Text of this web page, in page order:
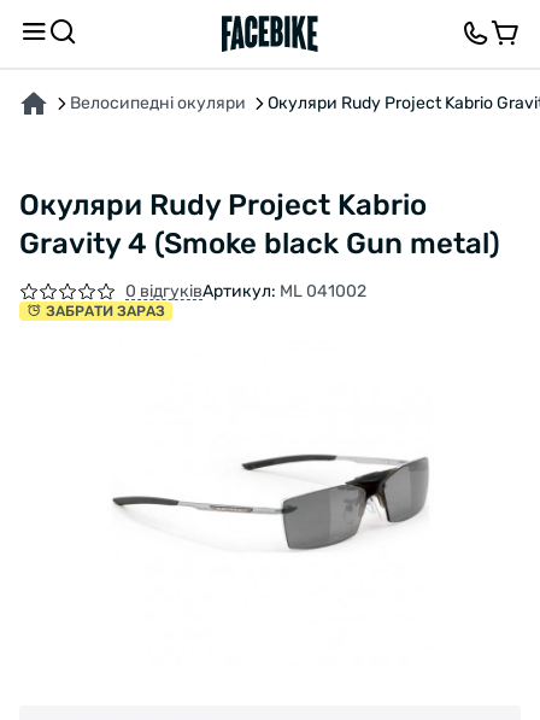
Велосипедні окуляри Окуляри Rudy Project Kabrio
Окуляри Rudy Project Kabrio
Gravity 4 (Smoke black Gun metal)
0 відгуківАртикул: ML 041002
ЗАБРАТИ ЗАРАЗ
ПРО ТОВАР ХАРАКТЕРИСТИКИОПИС ВІДГУКИ ТА ЗАПИТАННЯ